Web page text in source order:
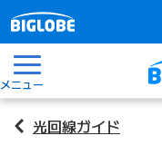
メニュー
光回線ガイド